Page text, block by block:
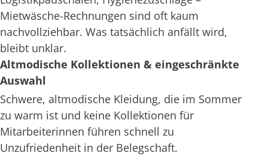
Mietwäsche-Rechnungen sind oft kaum
nachvollziehbar. Was tatsächlich anfällt wird,
bleibt unklar.
Altmodische Kollektionen & eingeschränkte
Auswahl
Schwere, altmodische Kleidung, die im Sommer
zu warm ist und keine Kollektionen für
Mitarbeiterinnen führen schnell zu
Unzufriedenheit in der Belegschaft.